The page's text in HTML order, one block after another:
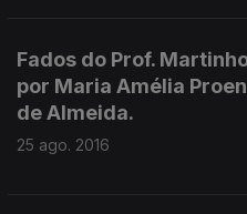
Fados do Prof.
por Maria Amélia
de Almeida.
25 ago. 2016